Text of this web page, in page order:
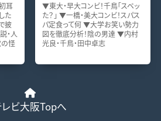
耳
た
披
・人
の怪
▼東大・早大コンビ！千鳥「スベッ
た？」 ▼一橋・美大コンビ！スパス
パ定食って何 ▼大学お笑い勢力
図を徹底分析！陰の男達 ▼内村
光良・千鳥・田中卓志
ビ大阪Topへ